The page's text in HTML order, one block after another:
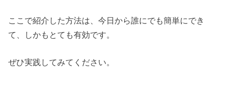
ここで紹介した方法は、今日から誰にでも簡単にでき
て、しかもとても有効です。
ぜひ実践してみてください。